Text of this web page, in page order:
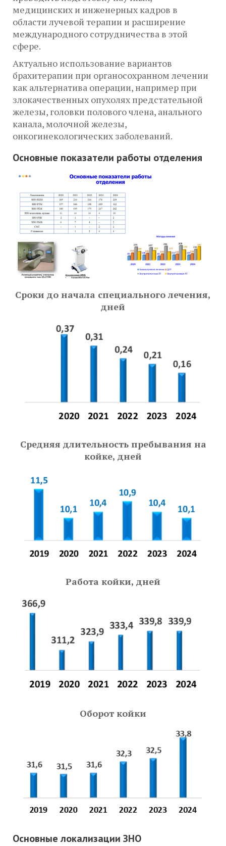
медицинских и инженерных кадров в
области лучевой терапии и расширение
международного сотрудничества в этой
сфере.
Актуально использование вариантов
брахитерапии при органосохранном лечении
как альтернатива операции, например при
злокачественных опухолях предстательной
железы, головки полового члена, анального
канала, молочной железы,
онкогинекологических заболеваний.
Основные показатели работы отделения
Сроки до начала специального лечения,
дней
Средняя длительность пребывания на
койке, дней
Работа койки, дней
Оборот койки
Основные локализации ЗНО